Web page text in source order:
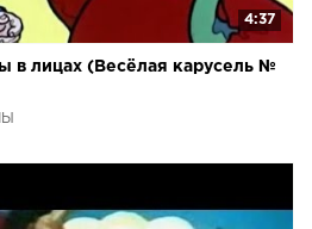
4:37
в лицах (Весёлая карусель №